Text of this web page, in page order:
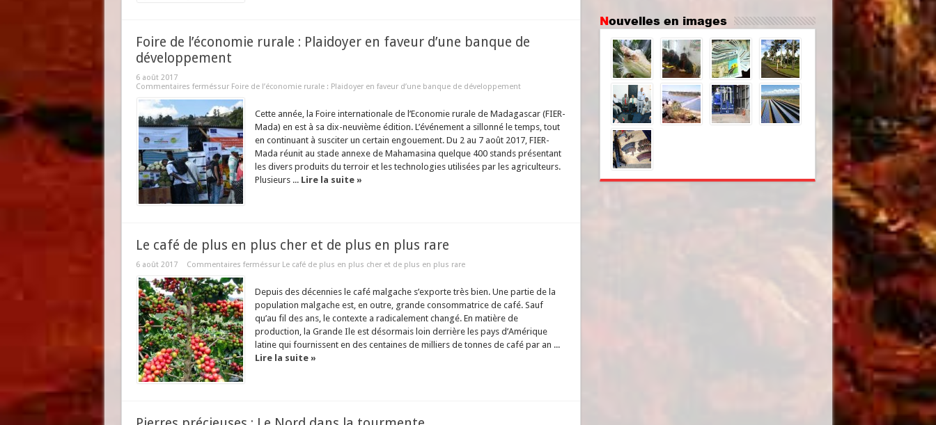
Foire de l’économie rurale : Plaidoyer en faveur d’une banque de
développement
6 août 2017
Commentaires ferméssur Foire de l’économie rurale : Plaidoyer en faveur d’une banque de développement
Cette année, la Foire internationale de l’Economie rurale de Madagascar (FIER-
Mada) en est à sa dix-neuvième édition. L’événement a sillonné le temps, tout
en continuant à susciter un certain engouement. Du 2 au 7 août 2017, FIER-
Mada réunit au stade annexe de Mahamasina quelque 400 stands présentant
les divers produits du terroir et les technologies utilisées par les agriculteurs.
Plusieurs ... Lire la suite »
Le café de plus en plus cher et de plus en plus rare
6 août 2017 Commentaires ferméssur Le café de plus en plus cher et de plus en plus rare
Depuis des décennies le café malgache s’exporte très bien. Une partie de la
population malgache est, en outre, grande consommatrice de café. Sauf
qu’au fil des ans, le contexte a radicalement changé. En matière de
production, la Grande Ile est désormais loin derrière les pays d’Amérique
latine qui fournissent en des centaines de milliers de tonnes de café par an ...
Lire la suite »
Nouvelles en images